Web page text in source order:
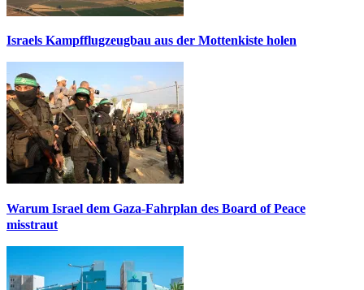
Israels Kampfflugzeugbau aus der Mottenkiste holen
Warum Israel dem Gaza-Fahrplan des Board of Peace
misstraut